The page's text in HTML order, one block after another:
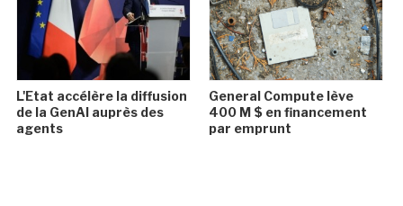
L'Etat accélère la diffusion
de la GenAI auprès des
agents
General Compute lève
400 M $ en financement
par emprunt